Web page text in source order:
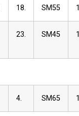
18. SM55
23. SM45
4. SM65